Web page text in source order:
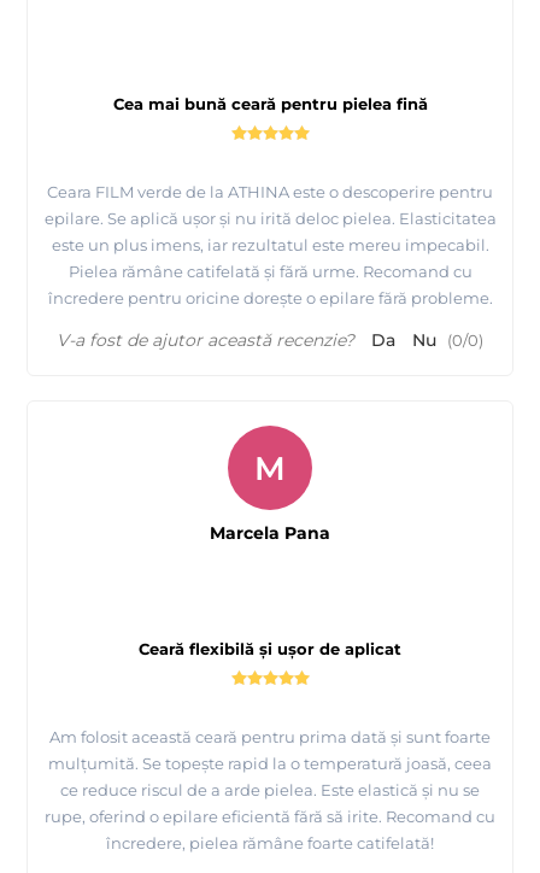
Cea mai bună ceară pentru pielea fină
Ceara FILM verde de la ATHINA este o descoperire pentru
epilare. Se aplică ușor și nu irită deloc pielea. Elasticitatea
este un plus imens, iar rezultatul este mereu impecabil.
Pielea rămâne catifelată și fără urme. Recomand cu
încredere pentru oricine dorește o epilare fără probleme.
V-a fost de ajutor această recenzie? Da Nu (0/0)
Ceară flexibilă și ușor de aplicat
Am folosit această ceară pentru prima dată și sunt foarte
mulțumită. Se topește rapid la o temperatură joasă, ceea
ce reduce riscul de a arde pielea. Este elastică și nu se
rupe, oferind o epilare eficientă fără să irite. Recomand cu
încredere, pielea rămâne foarte catifelată!
M
Marcela Pana